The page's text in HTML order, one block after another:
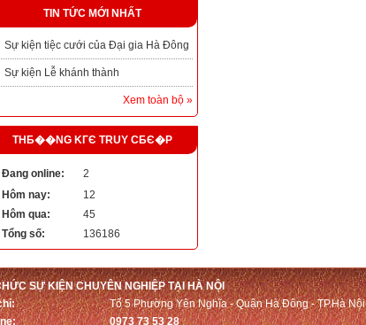
TIN TỨC MỚI NHẤT
Sự kiện tiệc cưới của Đại gia Hà Đông
Sự kiện Lễ khánh thành
Xem toàn bộ »
THБ��NG KГЄ TRUY CБЄ�P
Đang online:
2
Hôm nay:
12
Hôm qua:
45
Tổng số:
136186
SỰ KIỆN CHUYÊN NGHIỆP TẠI HÀ NỘI
Tổ 5 Phường Yên Nghĩa - Quận Hà Đông - TP.Hà Nội
0973 73 53 28